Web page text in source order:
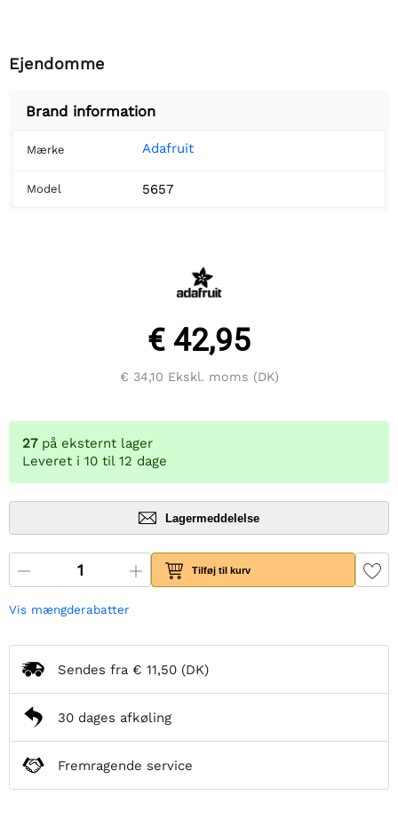
Ejendomme
Brand information
Mærke Adafruit
Model 5657
€ 42,95
€ 34,10 Ekskl. moms (DK)
27 på eksternt lager
Leveret i 10 til 12 dage
Lagermeddelelse
Tilføj til kurv
Vis mængderabatter
Sendes fra € 11,50 (DK)
30 dages afkøling
Fremragende service